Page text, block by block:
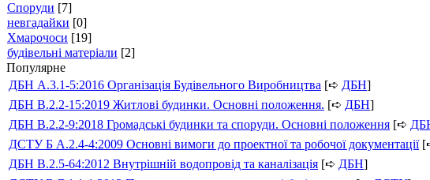
Споруди [7]
невгадайки [0]
Хмарочоси [19]
будівельні матеріали [2]
Популярне
ДБН А.3.1-5:2016 Організація Будівельного Виробництва [➪ ДБН]
ДБН В.2.2-15:2019 Житлові будинки. Основні положення. [➪ ДБН]
ДБН В.2.2-9:2018 Громадські будинки та споруди. Основні положення [➪
ДСТУ Б А.2.4-4:2009 Основні вимоги до проектної та робочої документації
ДБН В.2.5-64:2012 Внутрішній водопровід та каналізація [➪ ДБН]